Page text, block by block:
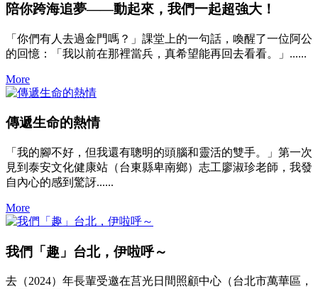
陪你跨海追夢——動起來，我們一起超強大！
「你們有人去過金門嗎？」課堂上的一句話，喚醒了一位阿公
的回憶：「我以前在那裡當兵，真希望能再回去看看。」......
More
傳遞生命的熱情
「我的腳不好，但我還有聰明的頭腦和靈活的雙手。」第一次
見到泰安文化健康站（台東縣卑南鄉）志工廖淑珍老師，我發
自內心的感到驚訝......
More
我們「趣」台北，伊啦呼～
去（2024）年長輩受邀在莒光日間照顧中心（台北市萬華區，